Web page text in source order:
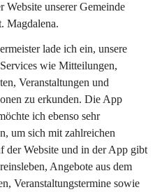
unserer Gemeinde
Magdalena.
lade ich ein, unsere
wie Mitteilungen,
Veranstaltungen und
zu erkunden. Die App
ich ebenso sehr
um sich mit zahlreichen
der Website und in der App gibt
Angebote aus dem
Veranstaltungstermine sowie